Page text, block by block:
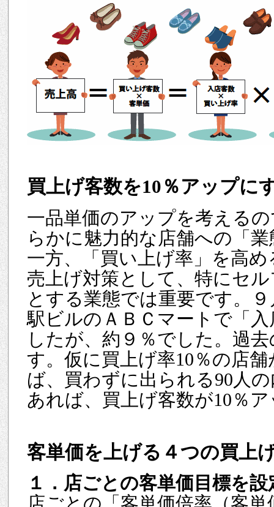
買上げ客数を10％アップに
一品単価のアップを考える
らかに魅力的な店舗への「
一方、「買い上げ率」を高
売上げ対策として、特にセ
とする業態では重要です。
駅ビルのＡＢＣマートで「
したが、約９％でした。過
す。仮に買上げ率10％の店
ば、買わずに出られる90人
あれば、買上げ客数が10％
客単価を上げる４つの買上
１．店ごとの客単価目標を設